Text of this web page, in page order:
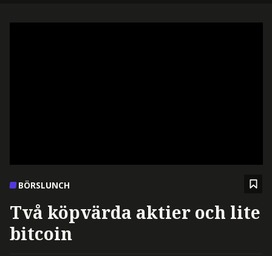
BÖRSLUNCH
Två köpvärda aktier och lite
bitcoin